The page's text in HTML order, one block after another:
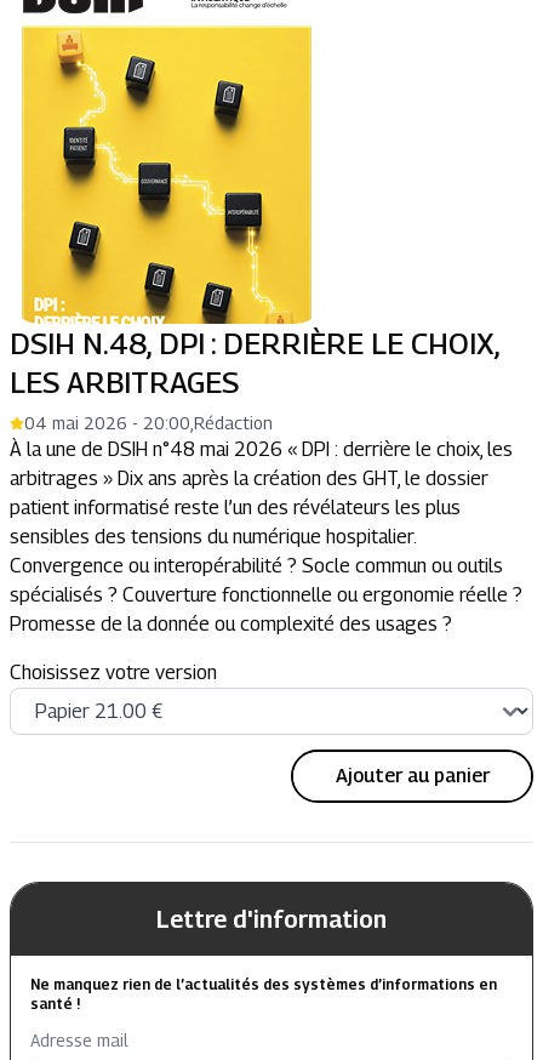
DSIH N.48, DPI : DERRIÈRE LE CHOIX,
LES ARBITRAGES
04 mai 2026 - 20:00 Rédaction
À la une de DSIH n°48 mai 2026 « DPI : derrière le choix, les
arbitrages » Dix ans après la création des GHT, le dossier
patient informatisé reste l’un des révélateurs les plus
sensibles des tensions du numérique hospitalier.
Convergence ou interopérabilité ? Socle commun ou outils
spécialisés ? Couverture fonctionnelle ou ergonomie réelle ?
Promesse de la donnée ou complexité des usages ?
Choisissez votre version
Ajouter au panier
Lettre d'information
Ne manquez rien de l’actualités des systèmes d’informations en
santé !
Adresse mail